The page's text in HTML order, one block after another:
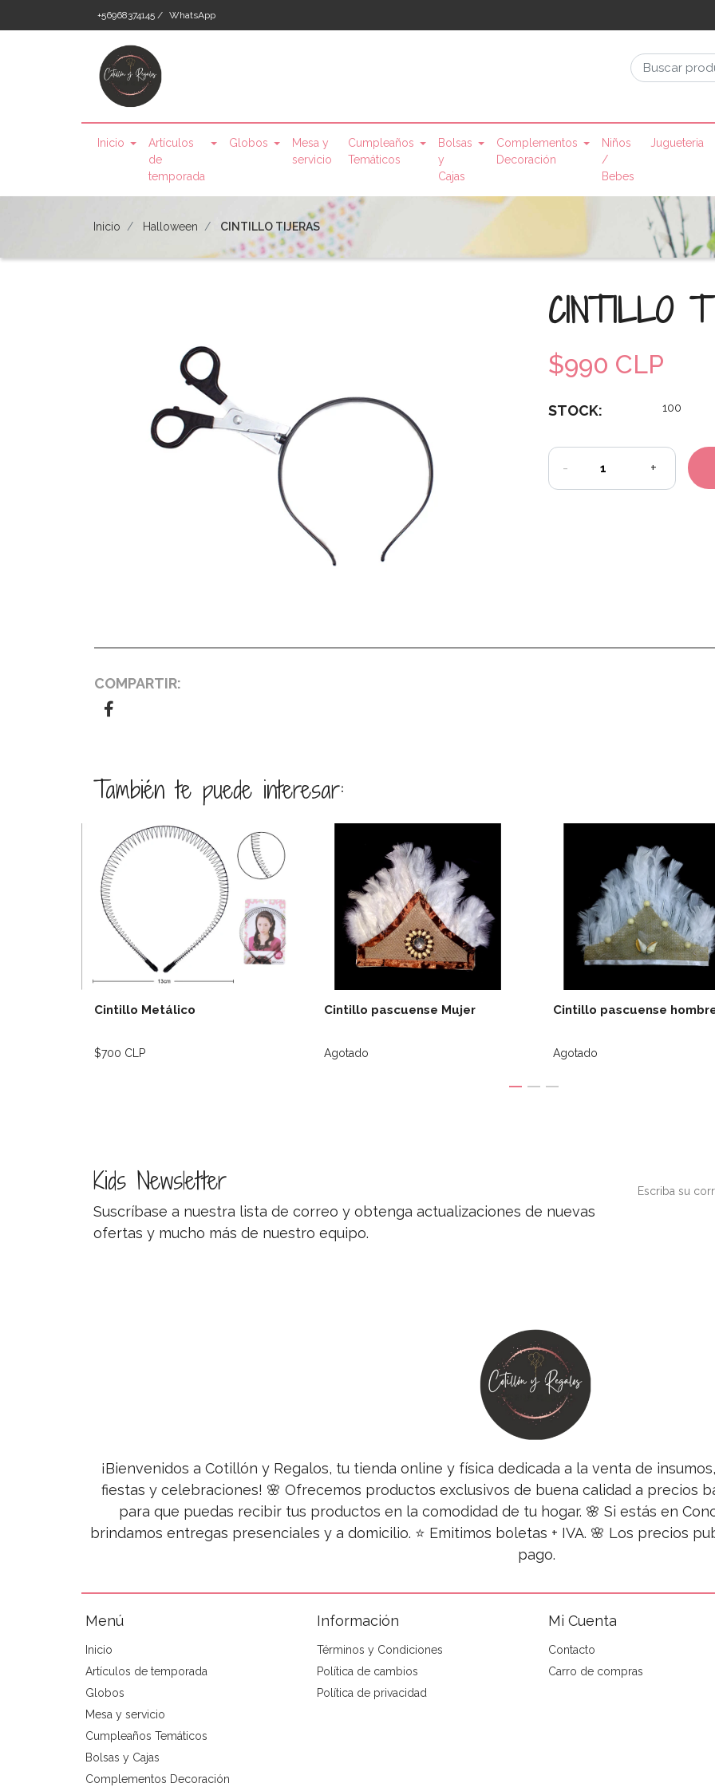
+56968374145 / WhatsApp
Inicio
Artículos
de
temporada
Globos
Mesa y
servicio
Cumpleaños
Temáticos
Bolsas
y
Cajas
Complementos
Decoración
Niños
/
Bebes
Jugueteria
Inicio Halloween CINTILLO TIJERAS
CINTILLO
$990 CLP
STOCK: 100
- +
COMPARTIR:
También te puede interesar:
Cintillo Metálico
Ver detalles
$700 CLP
Cintillo pascuense Mujer
Ver detalles
Agregar al carro
Agotado
Cintillo pascuense
Ver
Agregar al
Agotado
Kids Newsletter
Suscríbase a nuestra lista de correo y obtenga actualizaciones de nuevas
ofertas y mucho más de nuestro equipo.
¡Bienvenidos a Cotillón y Regalos, tu tienda online y física dedicada a la venta de
fiestas y celebraciones! 🌸 Ofrecemos productos exclusivos de buena calidad a precios
para que puedas recibir tus productos en la comodidad de tu hogar. 🌸 Si estás en
brindamos entregas presenciales y a domicilio. ⭐ Emitimos boletas + IVA. 🌸 Los precios
pago.
Menú
Inicio
Artículos de temporada
Globos
Mesa y servicio
Cumpleaños Temáticos
Bolsas y Cajas
Complementos Decoración
Información
Términos y Condiciones
Política de cambios
Política de privacidad
Mi Cuenta
Contacto
Carro de compras